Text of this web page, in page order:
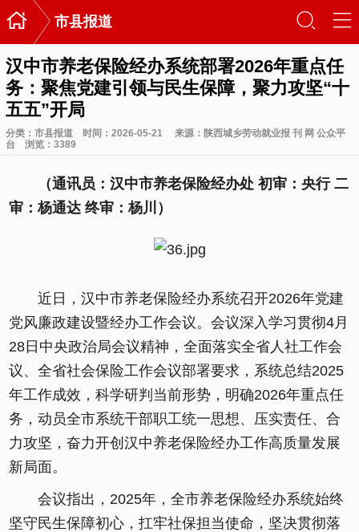
 市县报道 󰃙 󰆉
汉中市养老保险经办系统部署2026年重点任
务：聚焦党建引领与民生保障，聚力攻坚“十
五五”开局
分类： 市县报道 时间：2026-05-21
来源：陕西城乡劳动就业报 刊 网 公众平
台
浏览： 3389
（通讯员：汉中市养老保险经办处 初审：央行 二
审：杨通达 终审：杨川）
近日，汉中市养老保险经办系统召开2026年党建
党风廉政建设暨经办工作会议。会议深入学习贯彻4月
28日中央政治局会议精神，全面落实全省人社工作会
议、全省社会保险工作会议部署要求，系统总结2025
年工作成效，科学研判当前形势，明确2026年重点任
务，动员全市系统干部职工统一思想、压实责任、合
力攻坚，奋力开创汉中养老保险经办工作高质量发展
新局面。
会议指出，2025年，全市养老保险经办系统始终
坚守民生保障初心，扛牢社保担当使命，坚决贯彻落